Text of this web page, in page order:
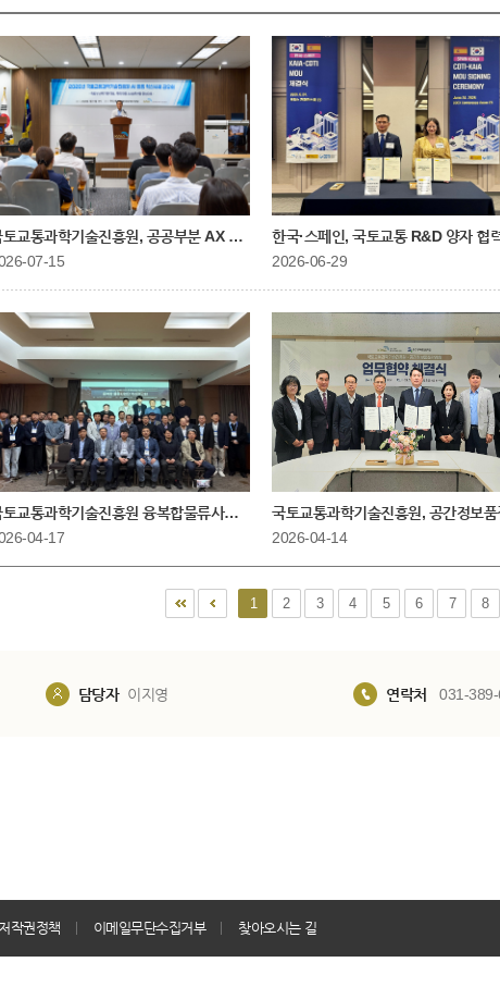
토교통과학기술진흥원, 공공부분 AX 가속화를 위한 "우수사례 공유회" 개최
07-15
한국·스페인, 국토교통 R&D 양자
2026-06-29
더, ‘온보딩프로그램’으로 힘찬 출발
토교통과학기술진흥원 융복합물류사업단, 2026년 착수보고회 개최
04-17
2026-04-14
1 2 3 4 5 6 7 8
담당자 이지영 연락처 031-
저작권정책 이메일무단수집거부 찾아오시는 길